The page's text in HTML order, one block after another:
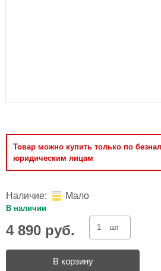
Товар можно купить только по
юридическим лицам
Наличие: Мало
В наличии
4 890 руб. шт
В корзину